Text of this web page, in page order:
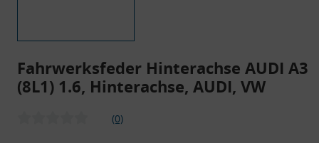
Fahrwerksfeder Hinterachse AUDI A3
(8L1) 1.6, Hinterachse, AUDI, VW
(0)